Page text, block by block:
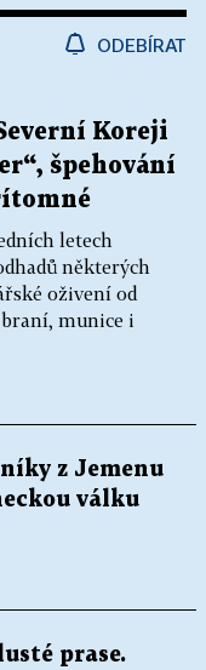
ODEBÍRAT
Koreji
špehování
letech
některých
oživení od
munice i
z Jemenu
válku
prase.